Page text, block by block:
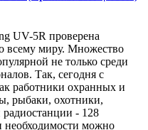
UV-5R проверена
всему миру. Множество
не только среди
Так, сегодня с
работники охранных и
рыбаки, охотники,
- 128
необходимости можно